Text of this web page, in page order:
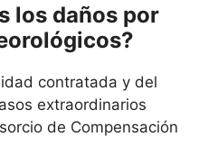
los daños por
contratada y del
extraordinarios
de Compensación